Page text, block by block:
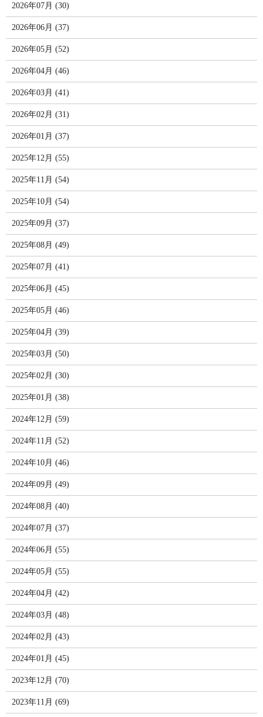
2026年07月 (30)
2026年06月 (37)
2026年05月 (52)
2026年04月 (46)
2026年03月 (41)
2026年02月 (31)
2026年01月 (37)
2025年12月 (55)
2025年11月 (54)
2025年10月 (54)
2025年09月 (37)
2025年08月 (49)
2025年07月 (41)
2025年06月 (45)
2025年05月 (46)
2025年04月 (39)
2025年03月 (50)
2025年02月 (30)
2025年01月 (38)
2024年12月 (59)
2024年11月 (52)
2024年10月 (46)
2024年09月 (49)
2024年08月 (40)
2024年07月 (37)
2024年06月 (55)
2024年05月 (55)
2024年04月 (42)
2024年03月 (48)
2024年02月 (43)
2024年01月 (45)
2023年12月 (70)
2023年11月 (69)